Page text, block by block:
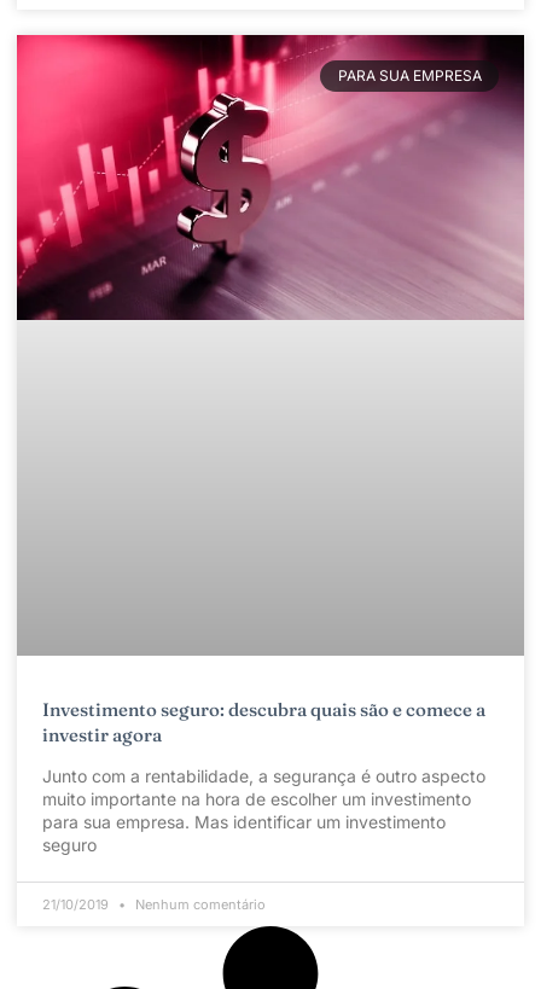
PARA SUA EMPRESA
Investimento seguro: descubra quais são e comece a
investir agora
Junto com a rentabilidade, a segurança é outro aspecto
muito importante na hora de escolher um investimento
para sua empresa. Mas identificar um investimento
seguro
21/10/2019 Nenhum comentário